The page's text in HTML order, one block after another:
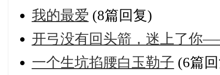
我的最爱 (8篇回复)
开弓没有回头箭，迷上了你
一个生坑掐腰白玉勒子 (6篇